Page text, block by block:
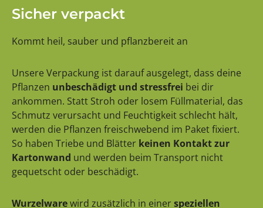
Sicher verpackt
Kommt heil, sauber und pflanzbereit an
Unsere Verpackung ist darauf ausgelegt, dass deine
Pflanzen unbeschädigt und stressfrei bei dir
ankommen. Statt Stroh oder losem Füllmaterial, das
Schmutz verursacht und Feuchtigkeit schlecht hält,
werden die Pflanzen freischwebend im Paket fixiert.
So haben Triebe und Blätter keinen Kontakt zur
Kartonwand und werden beim Transport nicht
gequetscht oder beschädigt.
Wurzelwarewird zusätzlich in einerspeziellen